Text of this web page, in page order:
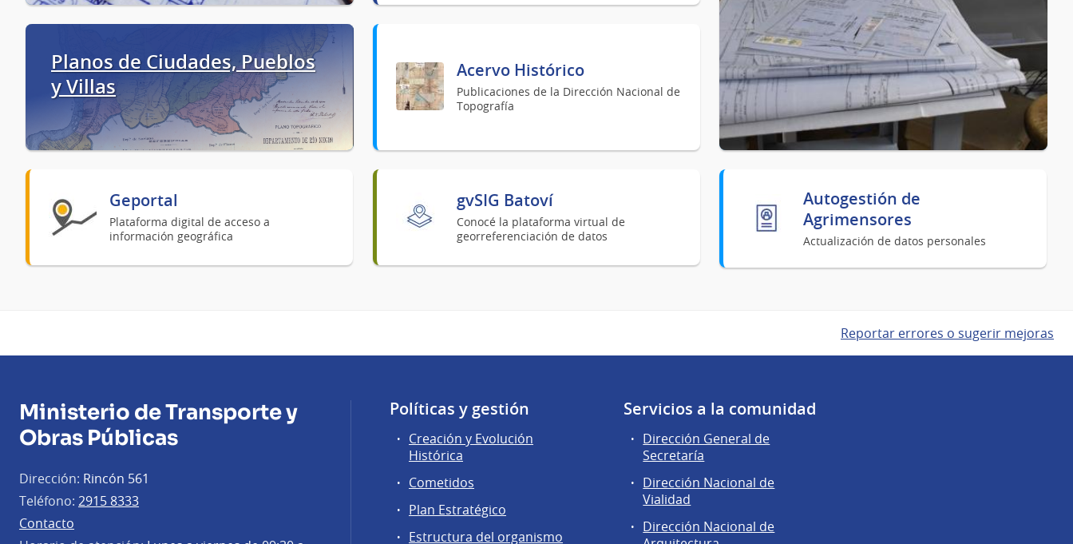
Planos de Ciudades, Pueblos
y Villas
Acervo Histórico
Publicaciones de la Dirección Nacional de
Topografía
Geportal
Plataforma digital de acceso a
información geográfica
gvSIG Batoví
Conocé la plataforma virtual de
georreferenciación de datos
Autogestión de
Agrimensores
Actualización de datos personales
Reportar errores o sugerir mejoras
Ministerio de Transporte y
Obras Públicas
Dirección: Rincón 561
Teléfono: 2915 8333
Contacto
Políticas y gestión
Creación y Evolución
Histórica
Cometidos
Plan Estratégico
Estructura del organismo
Servicios a la comunidad
Dirección General de
Secretaría
Dirección Nacional de
Vialidad
Dirección Nacional de